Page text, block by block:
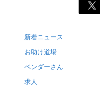
新着ニュース
お助け道場
ベンダーさん
求人